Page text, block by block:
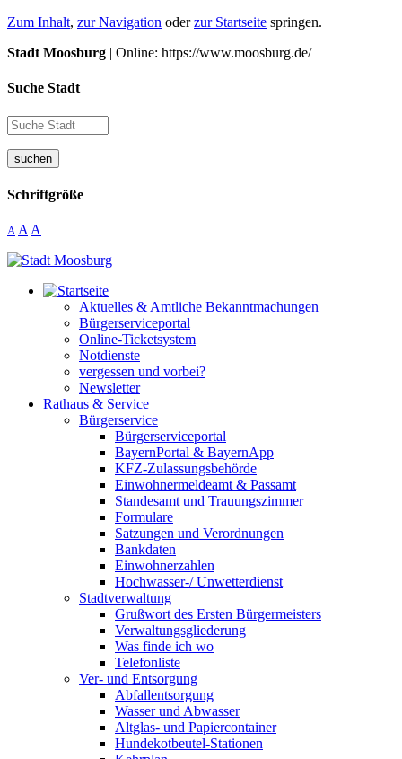
Zum Inhalt, zur Navigation oderzur Startseite springen.
Stadt Moosburg | Online: https://www.moosburg.de/
Suche Stadt
suchen
Schriftgröße
A A A
Aktuelles & Amtliche Bekanntmachungen
Bürgerserviceportal
Online-Ticketsystem
Notdienste
vergessen und vorbei?
Newsletter
Rathaus & Service
Bürgerservice
Bürgerserviceportal
BayernPortal & BayernApp
KFZ-Zulassungsbehörde
Einwohnermeldeamt & Passamt
Standesamt und Trauungszimmer
Formulare
Satzungen und Verordnungen
Bankdaten
Einwohnerzahlen
Hochwasser-/ Unwetterdienst
Stadtverwaltung
Grußwort des Ersten Bürgermeisters
Verwaltungsgliederung
Was finde ich wo
Telefonliste
Ver- und Entsorgung
Abfallentsorgung
Wasser und Abwasser
Altglas- und Papiercontainer
Hundekotbeutel-Stationen